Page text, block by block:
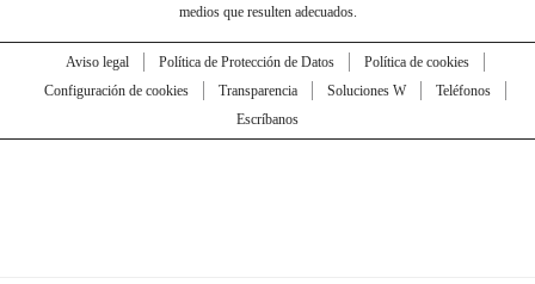
medios que resulten adecuados.
Aviso legal Política de Protección de Datos
Política de cookies
Configuración de cookies
Transparencia Soluciones W
Teléfonos
Escríbanos